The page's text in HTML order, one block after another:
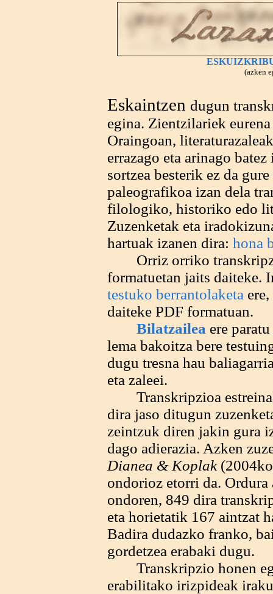
(azken
Eskaintzen dugun
egina. Zientzilariek
Oraingoan,
errazago eta arinago
sortzea besterik ez da
paleografikoa izan dela
filologiko, historiko edo
Zuzenketak eta
hartuak izanen dira: hona
Orriz orriko
formatuetan jaits daiteke.
testuko berrantolaketa
daiteke PDF formatuan.
Bilatzailea ere
lema bakoitza bere
dugu tresna hau
eta zaleei.
Transkripzioa
dira jaso ditugun
zeintzuk diren jakin gura
dago adierazia. Azken
Dianea & Koplak(2004ko
ondorioz etorri da. Ordura
ondoren, 849 dira
eta horietatik 167 aintzat
Badira dudazko franko,
gordetzea erabaki dugu.
Transkripzio honen
erabilitako irizpideak